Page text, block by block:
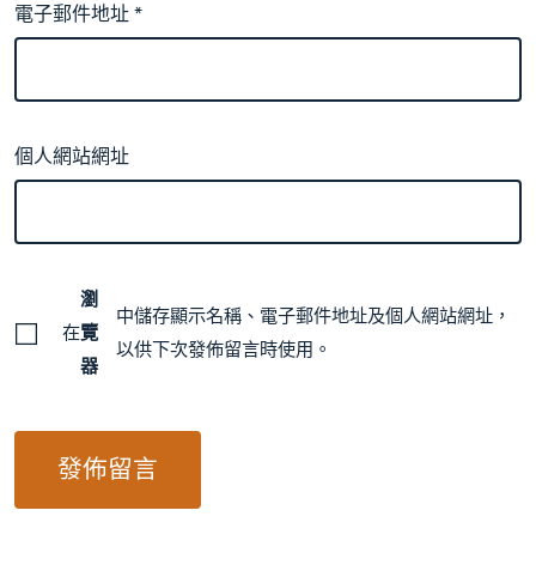
電子郵件地址*
個人網站網址
在
瀏
覽
器
中儲存顯示名稱、電子郵件地址及個人網站網址，
以供下次發佈留言時使用。